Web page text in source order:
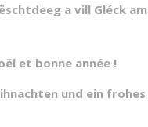
a vill Gléck am
et bonne année !
und ein frohes